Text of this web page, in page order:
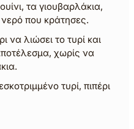
τα γιουβαρλάκια,
νερό που κράτησες.
λιώσει το τυρί και
χωρίς να
τυρί, πιπέρι